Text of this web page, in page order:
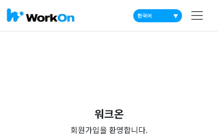
▼
워크온
회원가입을 환영합니다.